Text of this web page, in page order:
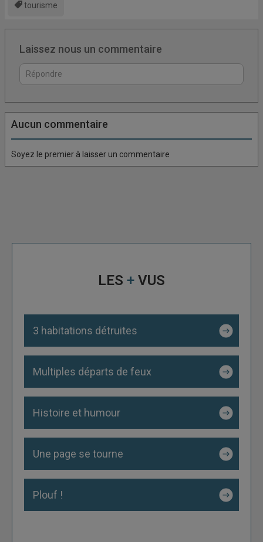
tourisme
Laissez nous un commentaire
Aucun commentaire
Soyez le premier à laisser un commentaire
LES + VUS
3 habitations détruites
Multiples départs de feux
Histoire et humour
Une page se tourne
Plouf !